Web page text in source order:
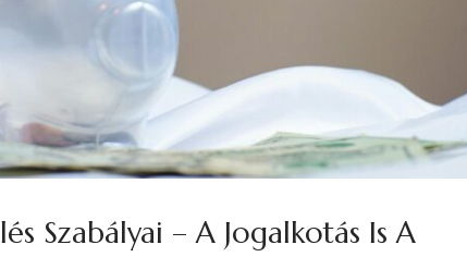
Szabályai – A Jogalkotás Is A